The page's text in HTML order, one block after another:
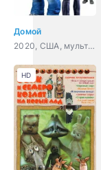
Домой
2020, США, мультфильм, фэнтези, приключения, семейный
HD